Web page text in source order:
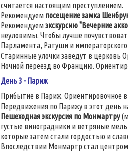
считается настоящим преступлением.
Рекомендуем посещение замка
Рекомендуемэкскурсию "Вечерние
неуловимы. Чтобы лучше
Парламента, Ратуши и
Старинные улочки заведут в церковь
Ночной переезд во Францию.
День 3 - Париж
Прибытие в Париж. Ориентировочное
Передвижения по Парижу в этот день
Пешеходная экскурсия по Монмартру
густые виноградники и ветряные
которые затем стали гордостью и
Впоследствии Монмартр стал центром